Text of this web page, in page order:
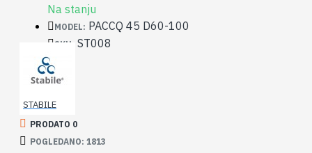
Na stanju
MODEL: PACCQ 45 D60-100
SKU: ST008
STABILE
PRODATO 0
POGLEDANO: 1813